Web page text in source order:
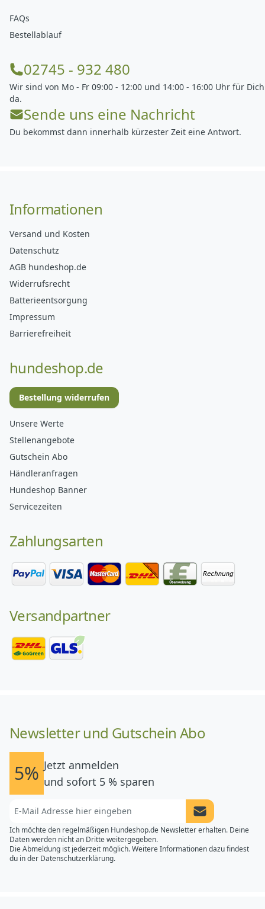
FAQs
Bestellablauf
02745 - 932 480
Wir sind von Mo - Fr 09:00 - 12:00 und 14:00 - 16:00 Uhr für Dich
da.
Sende uns eine Nachricht
Du bekommst dann innerhalb kürzester Zeit eine Antwort.
Informationen
Versand und Kosten
Datenschutz
AGB hundeshop.de
Widerrufsrecht
Batterieentsorgung
Impressum
Barrierefreiheit
hundeshop.de
Bestellung widerrufen
Unsere Werte
Stellenangebote
Gutschein Abo
Händleranfragen
Hundeshop Banner
Servicezeiten
Zahlungsarten
Versandpartner
Newsletter und Gutschein Abo
5% Jetzt anmelden
und sofort 5 % sparen
Newsletter
Ich möchte den regelmäßigen Hundeshop.de Newsletter erhalten. Deine
Daten werden nicht an Dritte weitergegeben.
Die Abmeldung ist jederzeit möglich. Weitere Informationen dazu findest
du in der Datenschutzerklärung.